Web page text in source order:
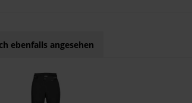
ebenfalls angesehen